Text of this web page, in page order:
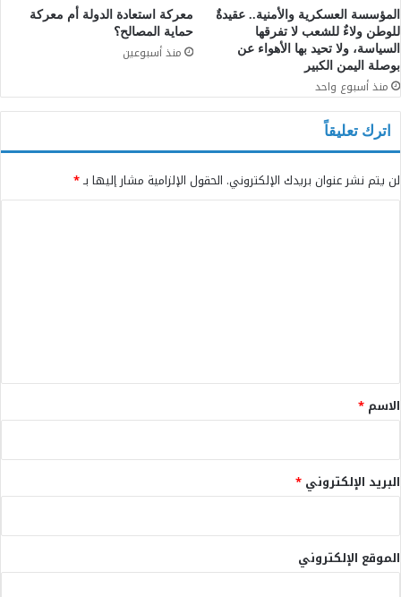
المؤسسة العسكرية والأمنية.. عقيدةٌ
للوطن ولاءٌ للشعب لا تفرقها
السياسة، ولا تحيد بها الأهواء عن
بوصلة اليمن الكبير
منذ أسبوع واحد
معركة استعادة الدولة أم معركة
حماية المصالح؟
منذ أسبوعين
اترك تعليقاً
لن يتم نشر عنوان بريدك الإلكتروني. الحقول الإلزامية مشار إليها بـ*
*
الاسم *
البريد الإلكتروني *
الموقع الإلكتروني